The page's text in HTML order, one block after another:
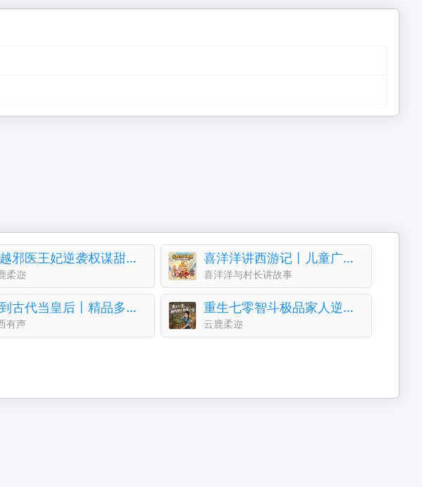
穿越邪医王妃逆袭权谋甜恋并存病弱王爷被治愈停止摆烂
柔迩
喜洋洋讲西游记丨儿童广播剧丨多角色配音｜给孩子听
喜洋洋与村长讲故事
穿到古代当皇后丨精品多播丨古风言情丨青梅竹马
有声
重生七零智斗极品家人逆袭打脸真千金下乡凭异能创业赚
云鹿柔迩